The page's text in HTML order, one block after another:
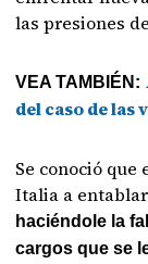
las presiones
VEA TAMBIÉN:
del caso de las
Se conoció que
Italia a
haciéndole la
cargos que se